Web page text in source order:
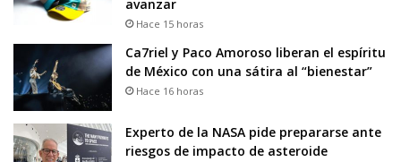
avanzar
Hace 15 horas
Ca7riel y Paco Amoroso liberan el espíritu
de México con una sátira al “bienestar”
Hace 16 horas
Experto de la NASA pide prepararse ante
riesgos de impacto de asteroide